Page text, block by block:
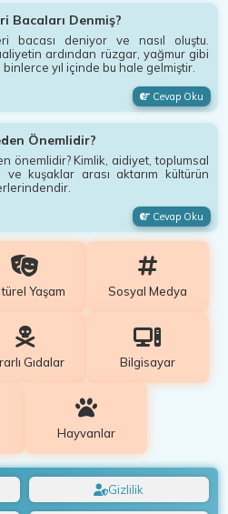
Bacaları Denmiş?
bacası deniyor ve nasıl oluştu.
ardından rüzgar, yağmur gibi
yıl içinde bu hale gelmiştir.
Cevap Oku
Önemlidir?
önemlidir? Kimlik, aidiyet, toplumsal
ve kuşaklar arası aktarım kültürün
Cevap Oku
Yaşam Sosyal Medya
Gıdalar Bilgisayar
Hayvanlar
Gizlilik